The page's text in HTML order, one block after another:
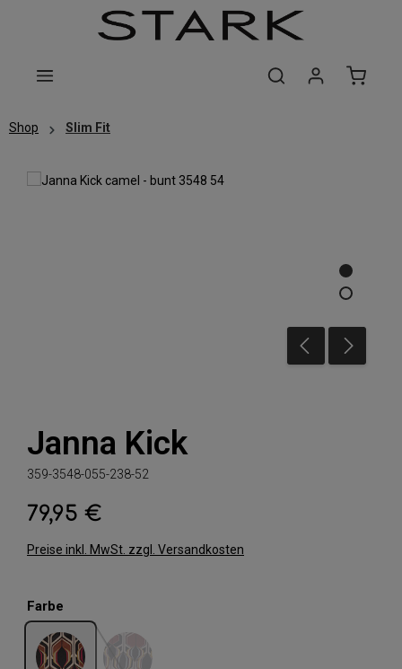
Zum Hauptinhalt springen
Shop Slim Fit
Janna Kick
359-3548-055-238-52
Regulärer Preis:
79,95 €
Preise inkl. MwSt. zzgl. Versandkosten
Farbe